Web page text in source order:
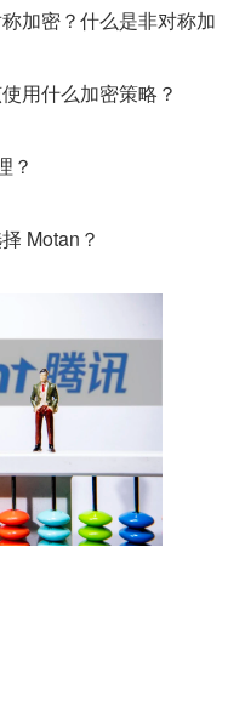
加密？什么是非对称加
用什么加密策略？
？
Motan？